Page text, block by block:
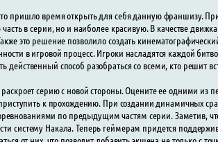
пришло время открыть для себя данную франшизу. При
в серии, но и наиболее красивую. В качестве
это решение позволило создать
в игровой процесс. Игроки насладятся каждой
способ разобраться со всеми, кто решит
серию с новой стороны. Оцените ее одними из
к прохождению. При создании динамичных
по предыдущим частям серии. Заметив,
систему Накала. Теперь геймерам придется